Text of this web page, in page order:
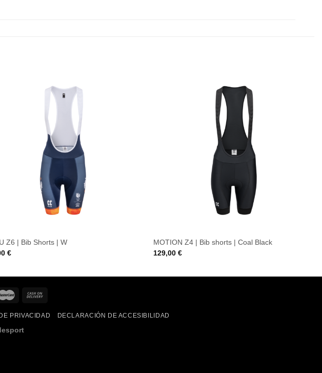
Z6 | Bib Shorts | W
€
MOTION Z4 | Bib shorts | Coal Black
129,00€
PRIVACIDAD DECLARACIÓN DE ACCESIBILIDAD